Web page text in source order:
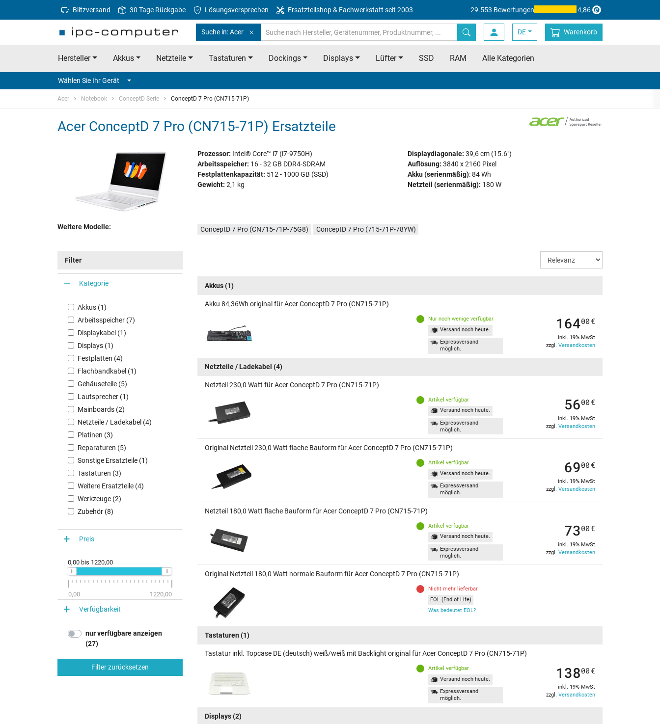
Blitzversand 30 Tage Rückgabe Lösungsversprechen Ersatzteilshop & Fachwerkstatt seit 2003 29.553 Bewertungen 4,86
Suche in: Acer DE Warenkorb
Hersteller Akkus Netzteile Tastaturen Dockings Displays Lüfter SSD RAM Alle Kategorien
Wählen Sie Ihr Gerät
Acer Notebook ConceptD Serie ConceptD 7 Pro (CN715-71P)
Acer ConceptD 7 Pro (CN715-71P) Ersatzteile
Prozessor: Intel® Core™ i7 (i7-9750H)
Arbeitsspeicher: 16 - 32 GB DDR4-SDRAM
Festplattenkapazität: 512 - 1000 GB (SSD)
Gewicht: 2,1 kg
Displaydiagonale: 39,6 cm (15.6")
Auflösung: 3840 x 2160 Pixel
Akku (serienmäßig): 84 Wh
Netzteil (serienmäßig): 180 W
Weitere Modelle: ConceptD 7 Pro (CN715-71P-75G8) ConceptD 7 Pro (715-71P-78YW)
Filter
Kategorie
Akkus (1)
Arbeitsspeicher (7)
Displaykabel (1)
Displays (1)
Festplatten (4)
Flachbandkabel (1)
Gehäuseteile (5)
Lautsprecher (1)
Mainboards (2)
Netzteile / Ladekabel (4)
Platinen (3)
Reparaturen (5)
Sonstige Ersatzteile (1)
Tastaturen (3)
Weitere Ersatzteile (4)
Werkzeuge (2)
Zubehör (8)
Preis
0,00 bis 1220,00
0,00 1220,00
Verfügbarkeit
nur verfügbare anzeigen
(27)
Filter zurücksetzen
Akkus(1)
Akku 84,36Wh original für Acer ConceptD 7 Pro (CN715-71P)
Nur noch wenige verfügbar
Versand noch heute.
Expressversand
möglich.
16400 €
inkl. 19% MwSt
zzgl. Versandkosten
Netzteile / Ladekabel (4)
Netzteil 230,0 Watt für Acer ConceptD 7 Pro (CN715-71P)
Artikel verfügbar
Versand noch heute.
Expressversand
möglich.
5600 €
inkl. 19% MwSt
zzgl. Versandkosten
Original Netzteil 230,0 Watt flache Bauform für Acer ConceptD 7 Pro (CN715-71P)
Artikel verfügbar
Versand noch heute.
Expressversand
möglich.
6900 €
inkl. 19% MwSt
zzgl. Versandkosten
Netzteil 180,0 Watt flache Bauform für Acer ConceptD 7 Pro (CN715-71P)
Artikel verfügbar
Versand noch heute.
Expressversand
möglich.
7300 €
inkl. 19% MwSt
zzgl. Versandkosten
Original Netzteil 180,0 Watt normale Bauform für Acer ConceptD 7 Pro (CN715-71P)
Nicht mehr lieferbar
EOL (End of Life)
Was bedeutet EOL?
Tastaturen (1)
Tastatur inkl. Topcase DE (deutsch) weiß/weiß mit Backlight original für Acer ConceptD 7 Pro (CN715-71P)
Artikel verfügbar
Versand noch heute.
Expressversand
möglich.
13800 €
inkl. 19% MwSt
zzgl. Versandkosten
Displays(2)